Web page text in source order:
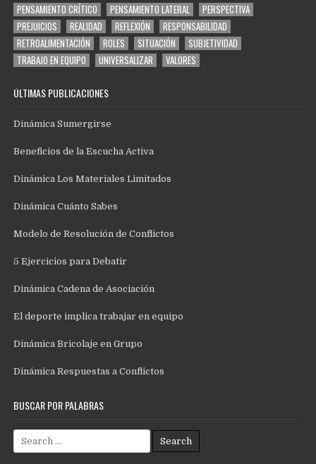
PENSAMIENTO CRÍTICO
PENSAMIENTO LATERAL
PERSPECTIVA
PREJUICIOS
REALIDAD REFLEXIÓN
RESPONSABILIDAD
RETROALIMENTACIÓN
ROLES SITUACIÓN
SUBJETIVIDAD
TRABAJO EN EQUIPO
UNIVERSALIZAR VALORES
ÚLTIMAS PUBLICACIONES
Dinámica Sumergirse
Beneficios de la Escucha Activa
Dinámica Los Materiales Limitados
Dinámica Cuánto Sabes
Modelo de Resolución de Conflictos
5 Ejercicios para Debatir
Dinámica Cadena de Asociación
El deporte implica trabajar en equipo
Dinámica Bricolaje en Grupo
Dinámica Respuestas a Conflictos
BUSCAR POR PALABRAS
for: